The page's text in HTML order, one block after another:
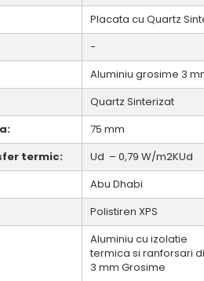
Placata cu Quartz
-
Aluminiu grosime 3
Quartz Sinterizat
75 mm
termic:
Ud – 0,79 W/m2KUd
Abu Dhabi
Polistiren XPS
Aluminiu cu izolatie
termica si ranforsari
3 mm Grosime